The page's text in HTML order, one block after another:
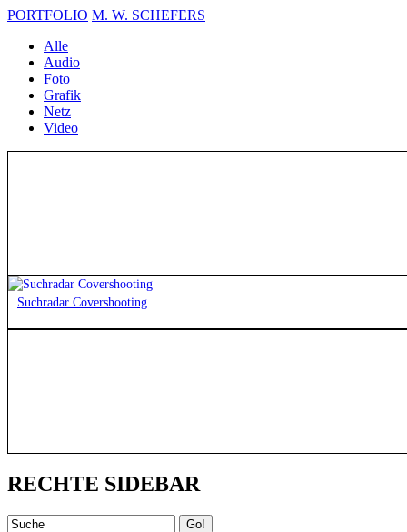
PORTFOLIO M. W. SCHEFERS
Alle
Audio
Foto
Grafik
Netz
Video
Suchradar Covershooting
RECHTE SIDEBAR